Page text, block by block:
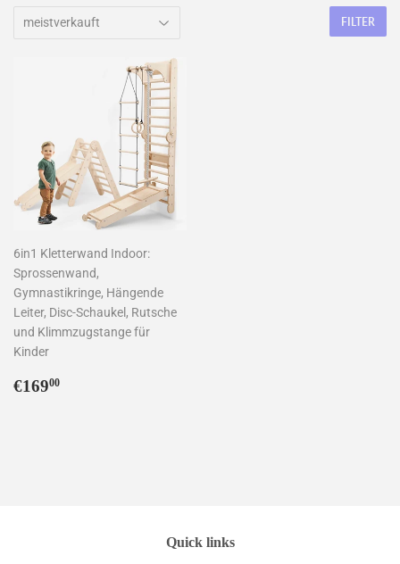
FILTER
6in1 Kletterwand Indoor:
Sprossenwand,
Gymnastikringe, Hängende
Leiter, Disc-Schaukel, Rutsche
und Klimmzugstange für
Kinder
Normaler
€16900
Quick links